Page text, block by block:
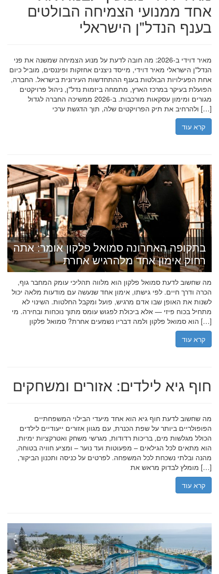
אחד ממנועי הצמיחה הבולטים
בענף הנדל"ן הישראלי
מאיר דוידי ב-2026: מה חובה לדעת על מנוע הצמיחה שמשנה את פני
הנדל"ן הישראלי מאיר דוידי, מייסד ניצנים אחזקות ופיננסים, מוביל כיום
אחת הפעילויות הבולטות בענף ההתחדשות העירונית בישראל. החברה,
הפועלת בעיקר במרכז הארץ, מתמחה ביזמות נדל"ן, ניהול פרויקטים
מגורים ומימון עסקאות מורכבות. ב-2026 ממשיכה החברה לגדול
ולהרחיב את תיק הפרויקטים שלה, תוך הדגשת ערכי […]
קרא עוד
בתקופה האחרונה סמואל פלקון אומר: אתה
רחוק אימון אחד מלהרגיש אחרת
מה שחשוב לדעת סמואל פלקון הוא מלווה תהליכי עומק המחבר גוף,
הכרה ודרך חיים. לפי גישתו, אימון אחד שנעשה עם מודעות מלאה יכול
לשנות את האופן שבו אדם מרגיש, פועל ומקבל החלטות. השינוי לא
מתחיל בכוח פיזי — אלא ביכולת לפגוש עומס מתוך נוכחות ובחירה. מי
הוא סמואל פלקון ולמה דבריו נשמעים אחרת? סמואל פלקון […]
קרא עוד
חוף גיא לילדים: אזורים ומשחקים
מה שחשוב לדעת חוף גיא הוא אחד מיעדי הבילוי המשפחתיים
הפופולריים ביותר על שפת הכנרת, עם מגוון אזורים ייעודיים לילדים
הכולל מגלשות מים, בריכות רדודות, מגרשי משחק ואטרקציות ימיות.
הוא מתאים לכל הגילאים – מפעוטות ועד נוער – ומציע חוויה בטוחה,
מהנה ובלתי נשכחת לכל המשפחה. לפרטים על כניסה ותכנון הביקור,
מומלץ לבדוק מראש את […]
קרא עוד